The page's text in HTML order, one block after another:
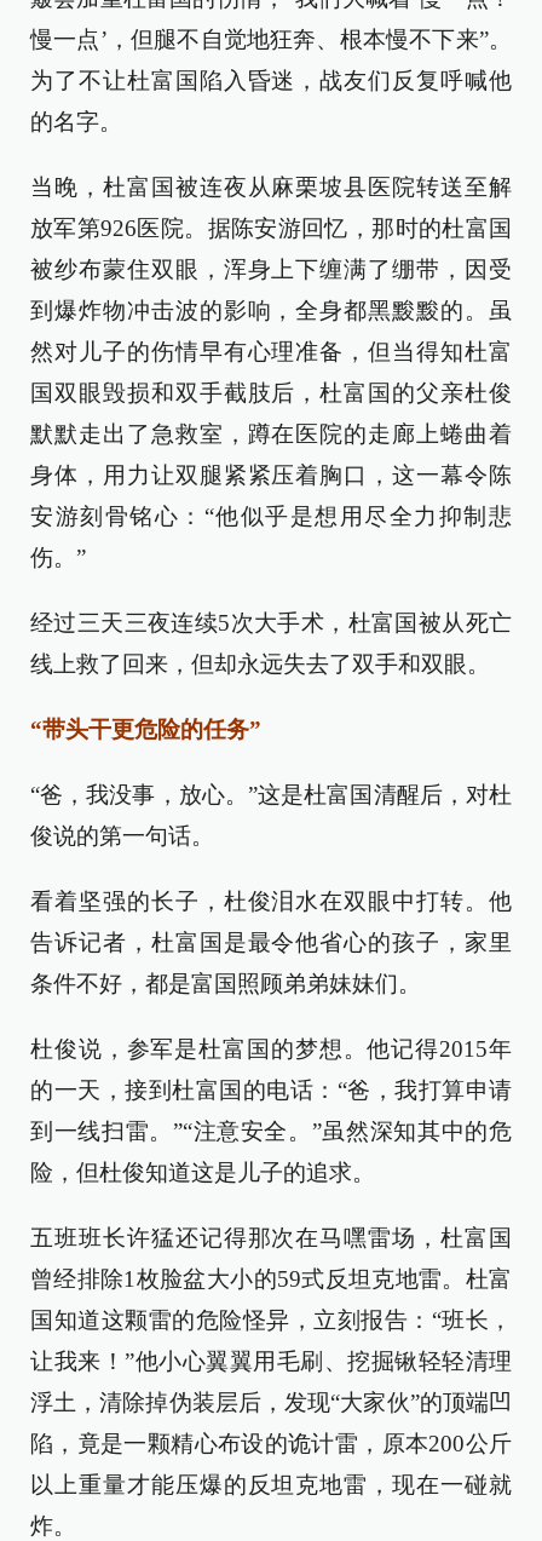
慢一点’，但腿不自觉地狂奔、根本慢不下来”。
为了不让杜富国陷入昏迷，战友们反复呼喊他
的名字。
当晚，杜富国被连夜从麻栗坡县医院转送至解
放军第926医院。据陈安游回忆，那时的杜富国
被纱布蒙住双眼，浑身上下缠满了绷带，因受
到爆炸物冲击波的影响，全身都黑黢黢的。虽
然对儿子的伤情早有心理准备，但当得知杜富
国双眼毁损和双手截肢后，杜富国的父亲杜俊
默默走出了急救室，蹲在医院的走廊上蜷曲着
身体，用力让双腿紧紧压着胸口，这一幕令陈
安游刻骨铭心：“他似乎是想用尽全力抑制悲
伤。”
经过三天三夜连续5次大手术，杜富国被从死亡
线上救了回来，但却永远失去了双手和双眼。
“带头干更危险的任务”
“爸，我没事，放心。”这是杜富国清醒后，对杜
俊说的第一句话。
看着坚强的长子，杜俊泪水在双眼中打转。他
告诉记者，杜富国是最令他省心的孩子，家里
条件不好，都是富国照顾弟弟妹妹们。
杜俊说，参军是杜富国的梦想。他记得2015年
的一天，接到杜富国的电话：“爸，我打算申请
到一线扫雷。”“注意安全。”虽然深知其中的危
险，但杜俊知道这是儿子的追求。
五班班长许猛还记得那次在马嘿雷场，杜富国
曾经排除1枚脸盆大小的59式反坦克地雷。杜富
国知道这颗雷的危险怪异，立刻报告：“班长，
让我来！”他小心翼翼用毛刷、挖掘锹轻轻清理
浮土，清除掉伪装层后，发现“大家伙”的顶端凹
陷，竟是一颗精心布设的诡计雷，原本200公斤
以上重量才能压爆的反坦克地雷，现在一碰就
炸。